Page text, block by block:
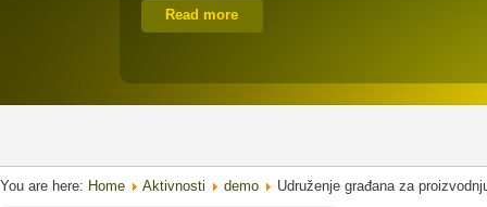
Read more
You are here: Home Aktivnosti demo Udruženje građana za